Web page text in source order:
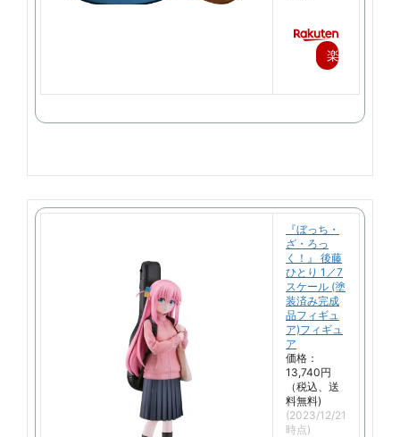
楽
『ぼっち・
ざ・ろっ
く！』 後藤
ひとり 1／7
スケール (塗
装済み完成
品フィギュ
ア)フィギュ
ア
価格：
13,740円
（税込、送
料無料)
(2023/12/21
時点)